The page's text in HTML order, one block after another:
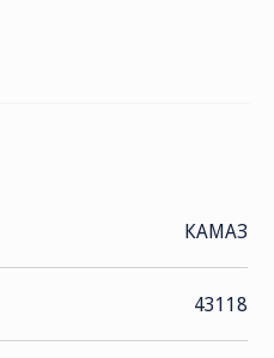
КАМАЗ
43118